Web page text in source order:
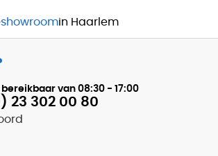
showroomin Haarlem
van 08:30 - 17:00
23 302 00 80